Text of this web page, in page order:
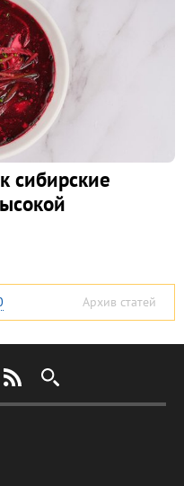
сибирские
Архив статей